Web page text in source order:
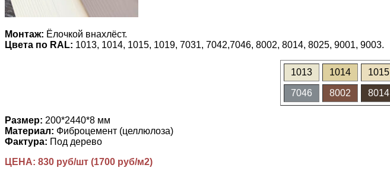
Монтаж: Ёлочкой внахлёст.
Цвета по RAL: 1013, 1014, 1015, 1019, 7031, 7042,7046, 8002, 8014, 8025, 9001, 9003.
1013 1014 1015
7046 8002 8014
Размер: 200*2440*8 мм
Материал: Фиброцемент (целлюлоза)
Фактура: Под дерево
ЦЕНА: 830 руб/шт (1700 руб/м2)